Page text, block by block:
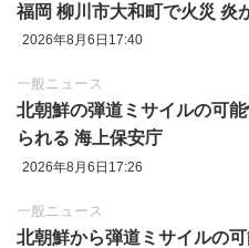
福岡 柳川市大和町で火災 炎
2026年8月6日17:40
一般ニュース
北朝鮮の弾道ミサイルの可
られる 海上保安庁
2026年8月6日17:26
一般ニュース
北朝鮮から弾道ミサイルの